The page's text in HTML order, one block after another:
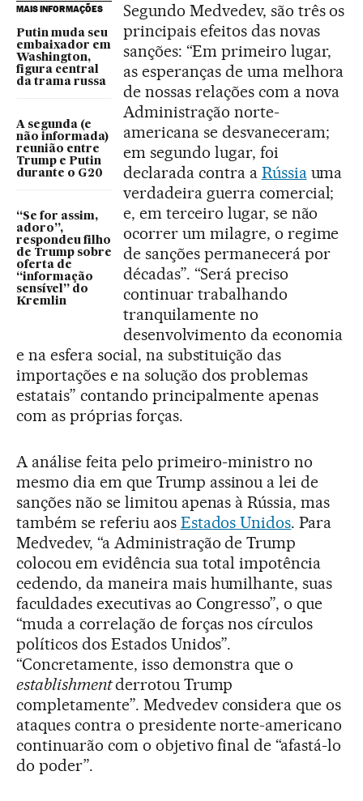
MAIS INFORMAÇÕES
Putin muda seu
embaixador em
Washington,
figura central
da trama russa
A segunda (e
não informada)
reunião entre
Trump e Putin
durante o G20
“Se for assim,
adoro”,
respondeu filho
de Trump sobre
oferta de
“informação
sensível” do
Kremlin
Segundo Medvedev, são três os
principais efeitos das novas
sanções: “Em primeiro lugar,
as esperanças de uma melhora
de nossas relações com a nova
Administração norte-
americana se desvaneceram;
em segundo lugar, foi
declarada contra a Rússiauma
verdadeira guerra comercial;
e, em terceiro lugar, se não
ocorrer um milagre, o regime
de sanções permanecerá por
décadas”. “Será preciso
continuar trabalhando
tranquilamente no
desenvolvimento da economia
e na esfera social, na substituição das
importações e na solução dos problemas
estatais” contando principalmente apenas
com as próprias forças.
A análise feita pelo primeiro-ministro no
mesmo dia em que Trump assinou a lei de
sanções não se limitou apenas à Rússia, mas
também se referiu aos Estados Unidos. Para
Medvedev, “a Administração de Trump
colocou em evidência sua total impotência
cedendo, da maneira mais humilhante, suas
faculdades executivas ao Congresso”, o que
“muda a correlação de forças nos círculos
políticos dos Estados Unidos”.
“Concretamente, isso demonstra que o
establishmentderrotou Trump
completamente”. Medvedev considera que os
ataques contra o presidente norte-americano
continuarão com o objetivo final de “afastá-lo
do poder”.